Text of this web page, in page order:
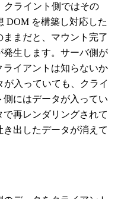
クライント側ではその
DOM を構築し対応した
まだと、マウント完了
生します。サーバ側が
イアントは知らないか
入っていても、クライ
にはデータが入ってい
再レンダリングされて
出したデータが消えて